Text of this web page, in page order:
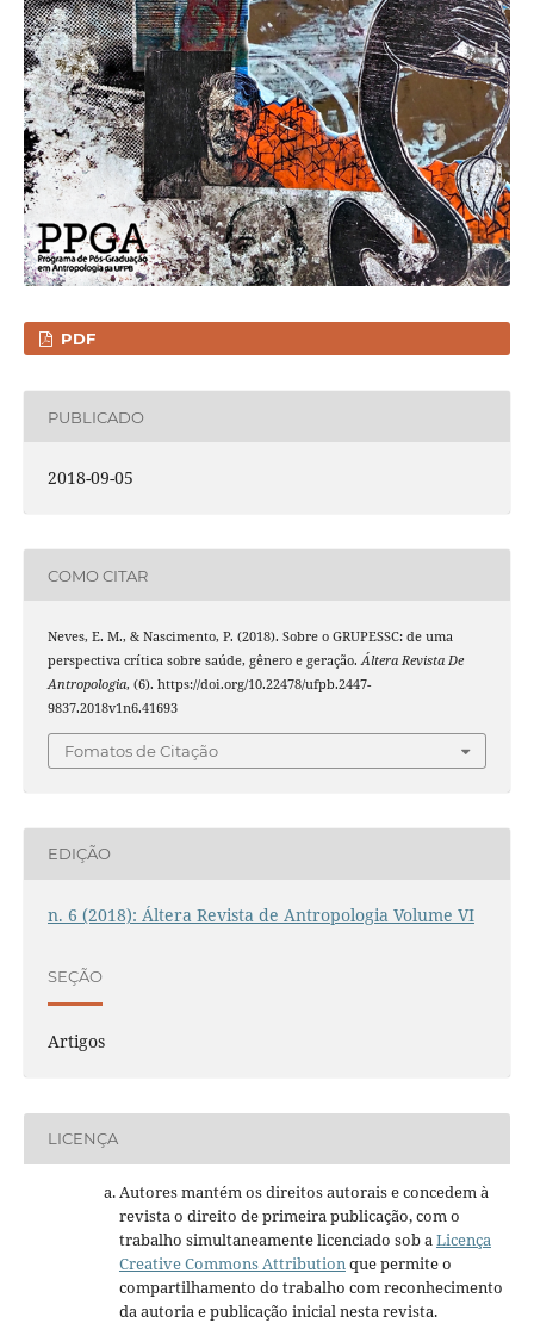
PDF
PUBLICADO
2018-09-05
COMO CITAR
Neves, E. M., & Nascimento, P. (2018). Sobre o GRUPESSC: de uma
perspectiva crítica sobre saúde, gênero e geração.Áltera Revista De
Antropologia, (6). https://doi.org/10.22478/ufpb.2447-
9837.2018v1n6.41693
Fomatos de Citação
EDIÇÃO
n. 6 (2018): Áltera Revista de Antropologia Volume VI
SEÇÃO
Artigos
LICENÇA
Autores mantém os direitos autorais e concedem à
revista o direito de primeira publicação, com o
trabalho simultaneamente licenciado sob aLicença
Creative Commons Attributionque permite o
compartilhamento do trabalho com reconhecimento
da autoria e publicação inicial nesta revista.